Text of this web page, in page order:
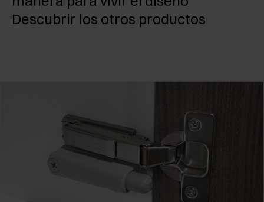
Descubrir los otros productos